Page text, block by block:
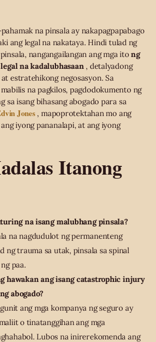
na pinsala ay nakapagpapabago
ang legal na nakataya. Hindi tulad ng
nangangailangan ang mga itong
na kadalubhasaan, detalyadong
estratehikong negosasyon. Sa
na pagkilos, pagdodokumento ng
sa isang bihasang abogado para sa
Jones, mapoprotektahan mo ang
iyong pananalapi, at ang iyong
Itanong
na isang malubhang pinsala?
na nagdudulot ng permanenteng
ng trauma sa utak, pinsala sa spinal
paa.
hawakan ang isang catastrophic injury
abogado?
ang mga kompanya ng seguro ay
o tinatanggihan ang mga
Lubos na inirerekomenda ang